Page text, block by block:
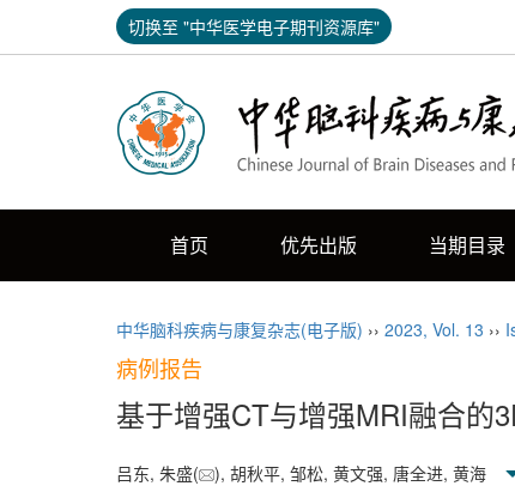
切换至 "中华医学电子期刊资源库"
首页 优先出版 当期目录
中华脑科疾病与康复杂志(电子版) ›› 2023, Vol. 13 ››
病例报告
基于增强CT与增强MRI融合的
吕东, 朱盛( ), 胡秋平, 邹松, 黄文强, 唐全进, 黄海